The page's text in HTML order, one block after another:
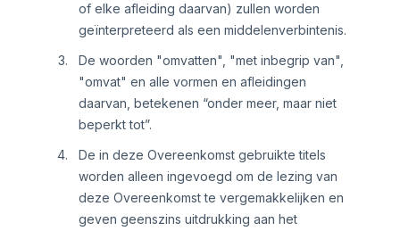
of elke afleiding daarvan) zullen worden
geïnterpreteerd als een middelenverbintenis.
De woorden "omvatten", "met inbegrip van",
"omvat" en alle vormen en afleidingen
daarvan, betekenen “onder meer, maar niet
beperkt tot”.
De in deze Overeenkomst gebruikte titels
worden alleen ingevoegd om de lezing van
deze Overeenkomst te vergemakkelijken en
geven geenszins uitdrukking aan het